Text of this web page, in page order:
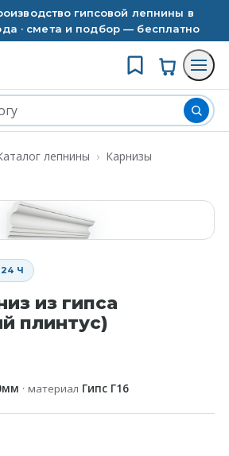
гипсовой лепнины в
· смета и подбор — бесплатно
лепнины › Карнизы
Ч
из гипса
плинтус)
· материал Гипс Г16